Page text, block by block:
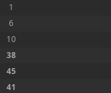
1
6
10
38
45
41